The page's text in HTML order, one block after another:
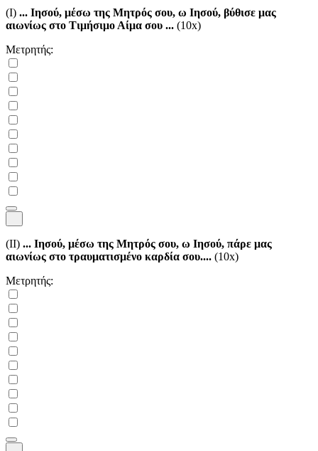
(I) ... Ιησού, μέσω της Μητρός σου, ω Ιησού, βύθισε μας
αιωνίως στο Τιμήσιμο Αίμα σου ... (10x)
Μετρητής:
(II) ... Ιησού, μέσω της Μητρός σου, ω Ιησού, πάρε μας
αιωνίως στο τραυματισμένο καρδία σου.... (10x)
Μετρητής: